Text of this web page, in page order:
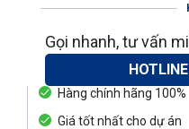
Gọi nhanh, tư vấn
Hàng chính hãng 100%
Giá tốt nhất cho dự án